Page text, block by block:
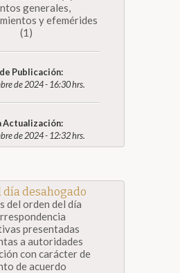
generales,
y efemérides
(1)
Publicación:
de 2024 - 16:30 hrs.
Actualización:
de 2024 - 12:32 hrs.
día desahogado
del orden del día
presentadas
a autoridades
con carácter de
de acuerdo